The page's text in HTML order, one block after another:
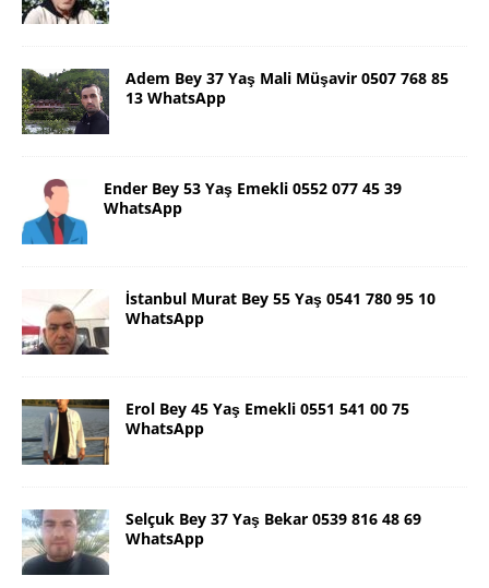
Adem Bey 37 Yaş Mali Müşavir 0507 768 85
13 WhatsApp
Ender Bey 53 Yaş Emekli 0552 077 45 39
WhatsApp
İstanbul Murat Bey 55 Yaş 0541 780 95 10
WhatsApp
Erol Bey 45 Yaş Emekli 0551 541 00 75
WhatsApp
Selçuk Bey 37 Yaş Bekar 0539 816 48 69
WhatsApp